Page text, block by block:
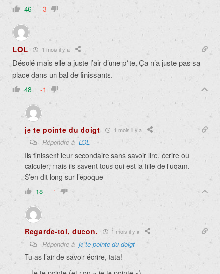
46 -3
LOL 1 mois il y a
Désolé mais elle a juste l’air d’une p*te. Ça n’a juste pas sa
place dans un bal de finissants.
48 -1
je te pointe du doigt 1 mois il y a
Répondre à LOL
Ils finissent leur secondaire sans savoir lire, écrire ou
calculer, mais ils savent tous qui est la fille de l’uqam.
S’en dit long sur l’époque
18 -1
Regarde-toi, ducon. 1 mois il y a
Répondre à je te pointe du doigt
Tu as l’air de savoir écrire, tata!